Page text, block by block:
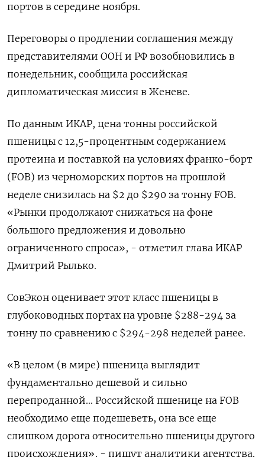
портов в середине ноября.
Переговоры о продлении соглашения между
представителями ООН и РФ возобновились в
понедельник, сообщила российская
дипломатическая миссия в Женеве.
По данным ИКАР, цена тонны российской
пшеницы с 12,5-процентным содержанием
протеина и поставкой на условиях франко-борт
(FOB) из черноморских портов на прошлой
неделе снизилась на $2 до $290 за тонну FOB.
«Рынки продолжают снижаться на фоне
большого предложения и довольно
ограниченного спроса», - отметил глава ИКАР
Дмитрий Рылько.
СовЭкон оценивает этот класс пшеницы в
глубоководных портах на уровне $288-294 за
тонну по сравнению с $294-298 неделей ранее.
«В целом (в мире) пшеница выглядит
фундаментально дешевой и сильно
перепроданной... Российской пшенице на FOB
необходимо еще подешеветь, она все еще
слишком дорога относительно пшеницы другого
происхождения», - пишут аналитики агентства.